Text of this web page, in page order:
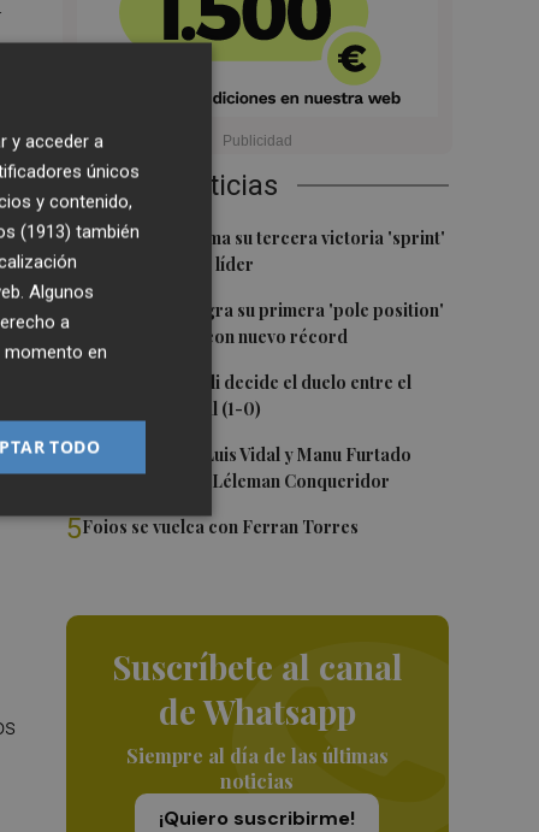
Últimas Noticias
1Jorge Martín suma su tercera victoria 'sprint'
del año y es más líder
2
Jorge Martín logra su primera 'pole position'
en Silverstone, con nuevo récord
Un gol de Bardeli decide el duelo entre el
Levante y su filial (1-0)
4Nacho Huerta, Luis Vidal y Manu Furtado
renuevan con el Léleman Conqueridor
5Foios se vuelca con Ferran Torres
Suscríbete al canal
de Whatsapp
Siempre al día de las últimas
noticias
¡Quiero suscribirme!
y acceder a
únicos
y contenido,
(1913) también
Algunos
a
momento en
TODO